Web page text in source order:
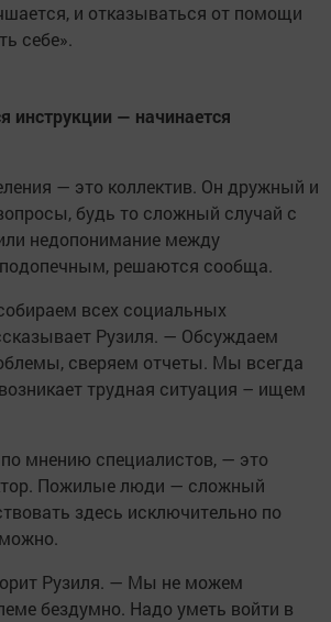
и отказываться от помощи
себе».
инструкции — начинается
— это коллектив. Он дружный и
будь то сложный случай с
недопонимание между
решаются сообща.
всех социальных
Рузиля. — Обсуждаем
сверяем отчеты. Мы всегда
трудная ситуация – ищем
мнению специалистов, — это
Пожилые люди — сложный
здесь исключительно по
Рузиля. — Мы не можем
бездумно. Надо уметь войти в